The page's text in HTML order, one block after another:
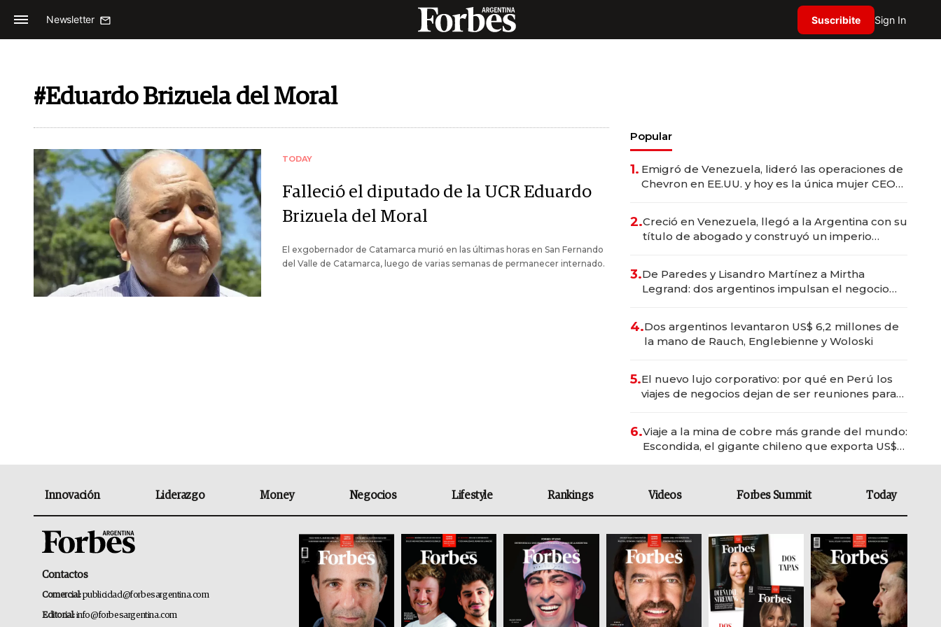
Newsletter Suscribite Sign In
#Eduardo Brizuela del Moral
TODAY
Falleció el diputado de la UCR Eduardo
Brizuela del Moral
El exgobernador de Catamarca murió en las últimas horas en San Fernando
del Valle de Catamarca, luego de varias semanas de permanecer internado.
Popular
1. Emigró de Venezuela, lideró las operaciones de
Chevron en EE.UU. y hoy es la única mujer CEO
2.Creció en Venezuela, llegó a la Argentina con su
título de abogado y construyó un imperio
3.De Paredes y Lisandro Martínez a Mirtha
Legrand: dos argentinos impulsan el negocio
4.Dos argentinos levantaron US$ 6,2 millones de
la mano de Rauch, Englebienne y Woloski
5.El nuevo lujo corporativo: por qué en Perú los
viajes de negocios dejan de ser reuniones para
6.Viaje a la mina de cobre más grande del mundo:
Escondida, el gigante chileno que exporta US$
Innovación Liderazgo Money Negocios Lifestyle Rankings Videos Forbes Summit Today
Contactos
Comercial:publicidad@forbesargentina.com
Editorial:info@forbesargentina.com